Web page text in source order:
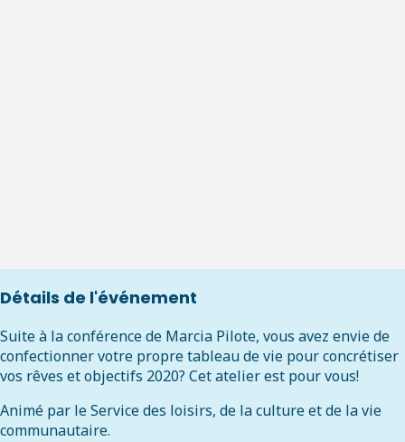
Détails de l'événement
Suite à la conférence de Marcia Pilote, vous avez envie de
confectionner votre propre tableau de vie pour concrétiser
vos rêves et objectifs 2020? Cet atelier est pour vous!
Animé par le Service des loisirs, de la culture et de la vie
communautaire.